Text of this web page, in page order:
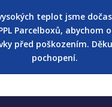
teplot jsme
Parcelboxů, abychom
před poškozením.
pochopení.